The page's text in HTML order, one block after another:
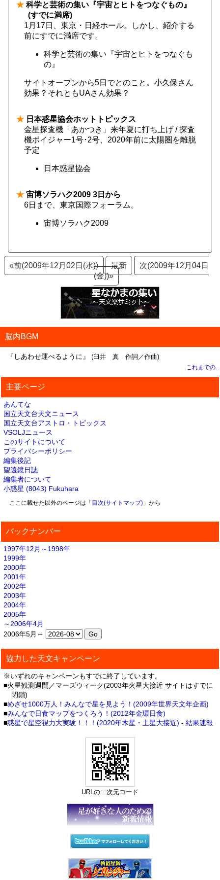
★ 科学と芸術の集い『宇宙とヒトをつなぐもの』
(すでに満席)
1月17日、東京・日経ホール。しかし、紹介する
前にすでに満席です。
科学と芸術の集い『宇宙とヒトをつなぐも
の』
サイトオープンから5日でとのこと。小久保さん
効果？それともUAさん効果？
★ 日本惑星協会ホットトピックス
金星探査機「あかつき」来年夏に打ち上げ / 探査
機ボイジャー1号･2号、2020年前に太陽圏を離脱
予定
日本惑星協会
★ 宙博ソラハク2009 3日から
6日まで、東京国際フォーラム。
宙博ソラハク2009
«前(2009年12月02日(水)) 最新
次(2009年12月04日
(金))»
脳内BGM
『しあわせ運べるように』 (臼井 真 作詞／作曲)
これまでの...
主要ページ
あんてな
国立天文台天文ニュース
国立天文台アストロ・トピックス
VSOLJニュース
このサイトについて
プライバシーポリシー
編集後記
望遠鏡日誌
編集者について
小惑星 (8043) Fukuhara
ここに載せた以外のページは「 目次(サイトマップ)」から
バックナンバー
1997年12月～1998年
1999年
2000年
2001年
2002年
2003年
2004年
2005年
～2006年4月
2006年5月～
協力した天文キャンペーン
※いずれのキャンペーンもすでに終了しています。
■火星観測週間／マーズウィーク(2003年火星大接近 サイトはすでに
閉鎖)
■めざせ1000万人！みんなで星を見よう！(2009年世界天文年企画)
■みんなで日食マップをつくろう！(2012年金環日食)
■惑星で星空視力大実験！！！(2020年木星・土星大接近) - 結果速報
URLの二次元コード